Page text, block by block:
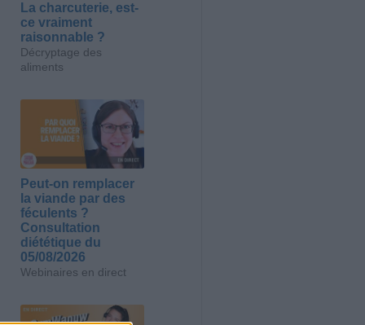
La charcuterie, est-
ce vraiment
raisonnable ?
Décryptage des
aliments
Peut-on remplacer
la viande par des
féculents ?
Consultation
diététique du
05/08/2026
Webinaires en direct